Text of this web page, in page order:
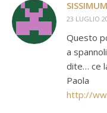
23 LUGLIO
Questo
a
dite… ce
Paola
http://